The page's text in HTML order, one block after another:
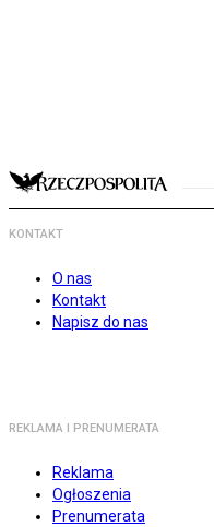
KONTAKT
O nas
Kontakt
Napisz do nas
REKLAMA I PRENUMERATA
Reklama
Ogłoszenia
Prenumerata